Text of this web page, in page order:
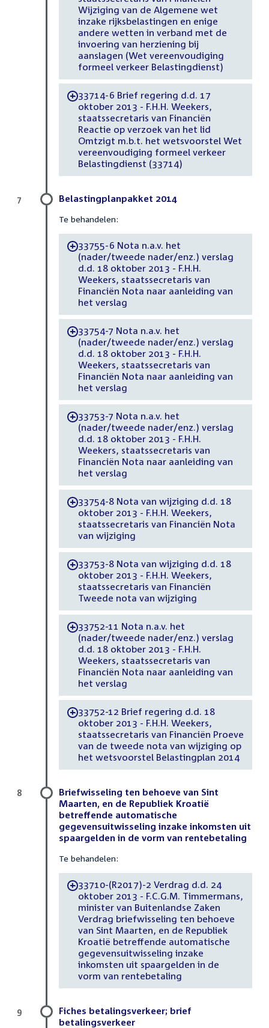
Wijziging van de Algemene wet
inzake rijksbelastingen en enige
andere wetten in verband met de
invoering van herziening bij
aanslagen (Wet vereenvoudiging
formeel verkeer Belastingdienst)
-33714-6 Brief regering d.d. 17
oktober 2013 - F.H.H. Weekers,
staatssecretaris van Financiën
Reactie op verzoek van het lid
Omtzigt m.b.t. het wetsvoorstel Wet
vereenvoudiging formeel verkeer
Belastingdienst (33714)
Belastingplanpakket 2014
Te behandelen:
-33755-6 Nota n.a.v. het
(nader/tweede nader/enz.) verslag
d.d. 18 oktober 2013 - F.H.H.
Weekers, staatssecretaris van
Financiën Nota naar aanleiding van
het verslag
-33754-7 Nota n.a.v. het
(nader/tweede nader/enz.) verslag
d.d. 18 oktober 2013 - F.H.H.
Weekers, staatssecretaris van
Financiën Nota naar aanleiding van
het verslag
-33753-7 Nota n.a.v. het
(nader/tweede nader/enz.) verslag
d.d. 18 oktober 2013 - F.H.H.
Weekers, staatssecretaris van
Financiën Nota naar aanleiding van
het verslag
-33754-8 Nota van wijziging d.d. 18
oktober 2013 - F.H.H. Weekers,
staatssecretaris van Financiën Nota
van wijziging
-33753-8 Nota van wijziging d.d. 18
oktober 2013 - F.H.H. Weekers,
staatssecretaris van Financiën
Tweede nota van wijziging
-33752-11 Nota n.a.v. het
(nader/tweede nader/enz.) verslag
d.d. 18 oktober 2013 - F.H.H.
Weekers, staatssecretaris van
Financiën Nota naar aanleiding van
het verslag
-33752-12 Brief regering d.d. 18
oktober 2013 - F.H.H. Weekers,
staatssecretaris van Financiën Proeve
van de tweede nota van wijziging op
het wetsvoorstel Belastingplan 2014
7
Briefwisseling ten behoeve van Sint
Maarten, en de Republiek Kroatië
betreffende automatische
gegevensuitwisseling inzake inkomsten uit
spaargelden in de vorm van rentebetaling
Te behandelen:
-33710-(R2017)-2 Verdrag d.d. 24
oktober 2013 - F.C.G.M. Timmermans,
minister van Buitenlandse Zaken
Verdrag briefwisseling ten behoeve
van Sint Maarten, en de Republiek
Kroatië betreffende automatische
gegevensuitwisseling inzake
inkomsten uit spaargelden in de
vorm van rentebetaling
8
Fiches betalingsverkeer; brief
betalingsverkeer
9